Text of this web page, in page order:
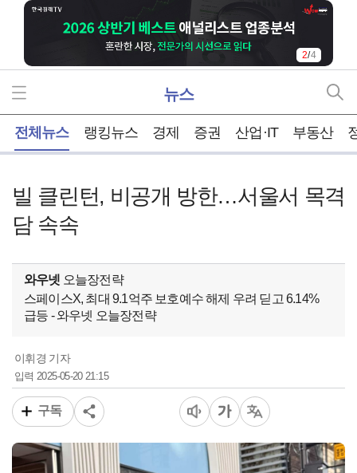
2/4
뉴스
전체뉴스 랭킹뉴스 경제 증권 산업·IT 부동산
빌 클린턴, 비공개 방한…서울서 목격
담 속속
와우넷 오늘장전략
스페이스X, 최대 9.1억주 보호예수 해제 우려 딛고 6.14%
급등 - 와우넷 오늘장전략
이휘경 기자
입력 2025-05-20 21:15
구독